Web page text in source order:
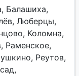
Балашиха,
Люберцы,
Коломна,
Раменское,
Реутов,